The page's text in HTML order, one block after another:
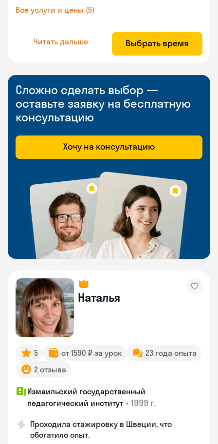
Все услуги и цены (5)
Читать дальше Выбрать время
Сложно сделать выбор —
оставьте заявку на бесплатную
консультацию
Хочу на консультацию
Наталья
5 от 1590 ₽ за урок
23 года опыта
2 отзыва
Измаильский государственный
педагогический институт • 1999 г.
Проходила стажировку в Швеции, что
обогатило опыт.